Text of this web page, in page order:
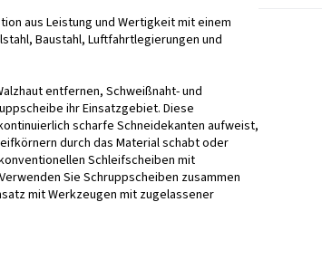
aus Leistung und Wertigkeit mit einem
Baustahl, Luftfahrtlegierungen und
entfernen, Schweißnaht- und
ihr Einsatzgebiet. Diese
scharfe Schneidekanten aufweist,
durch das Material schabt oder
Schleifscheiben mit
Sie Schruppscheiben zusammen
mit Werkzeugen mit zugelassener